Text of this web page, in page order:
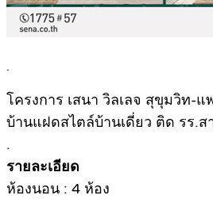
.
โครงการ เสนา วิลเลจ สุขุมวิท-แ
บ้านแฝดสไตล์บ้านเดี่ยว ติด รร.ส
.
รายละเอียด
ห้องนอน : 4 ห้อง